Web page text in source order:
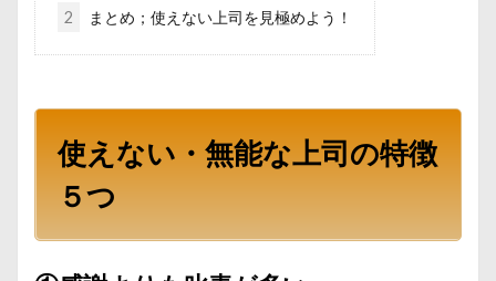
2 まとめ；使えない上司を見極めよう！
使えない・無能な上司の特徴
５つ